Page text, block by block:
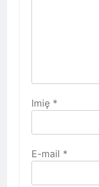
Imię *
E-mail *